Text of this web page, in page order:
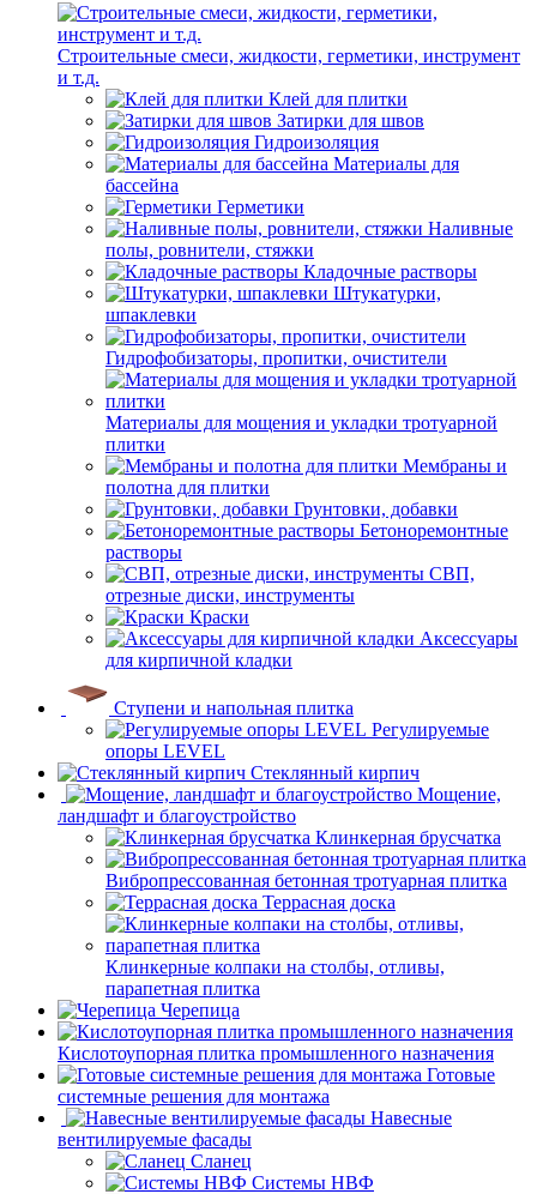
Строительные смеси, жидкости, герметики, инструмент
и т.д.
Клей для плитки
Затирки для швов
Гидроизоляция
Материалы для
бассейна
Герметики
Наливные
полы, ровнители, стяжки
Кладочные растворы
Штукатурки,
шпаклевки
Гидрофобизаторы, пропитки, очистители
Материалы для мощения и укладки тротуарной
плитки
Мембраны и
полотна для плитки
Грунтовки, добавки
Бетоноремонтные
растворы
СВП,
отрезные диски, инструменты
Краски
Аксессуары
для кирпичной кладки
Ступени и напольная плитка
Регулируемые
опоры LEVEL
Cтеклянный кирпич
Мощение,
ландшафт и благоустройство
Клинкерная брусчатка
Вибропрессованная бетонная тротуарная плитка
Террасная доска
Клинкерные колпаки на столбы, отливы,
парапетная плитка
Черепица
Кислотоупорная плитка промышленного назначения
Готовые
системные решения для монтажа
Навесные
вентилируемые фасады
Сланец
Системы НВФ